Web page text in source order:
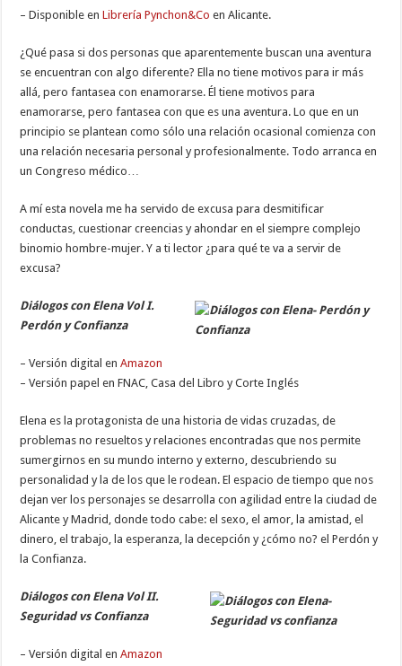
– Disponible enLibrería Pynchon&Co en Alicante.
¿Qué pasa si dos personas que aparentemente buscan una aventura
se encuentran con algo diferente? Ella no tiene motivos para ir más
allá, pero fantasea con enamorarse. Él tiene motivos para
enamorarse, pero fantasea con que es una aventura. Lo que en un
principio se plantean como sólo una relación ocasional comienza con
una relación necesaria personal y profesionalmente. Todo arranca en
un Congreso médico…
A mí esta novela me ha servido de excusa para desmitificar
conductas, cuestionar creencias y ahondar en el siempre complejo
binomio hombre-mujer. Y a ti lector ¿para qué te va a servir de
excusa?
Diálogos con Elena Vol I.
Perdón y Confianza
– Versión digital enAmazon
– Versión papel en FNAC, Casa del Libro y Corte Inglés
Elena es la protagonista de una historia de vidas cruzadas, de
problemas no resueltos y relaciones encontradas que nos permite
sumergirnos en su mundo interno y externo, descubriendo su
personalidad y la de los que le rodean. El espacio de tiempo que nos
dejan ver los personajes se desarrolla con agilidad entre la ciudad de
Alicante y Madrid, donde todo cabe: el sexo, el amor, la amistad, el
dinero, el trabajo, la esperanza, la decepción y ¿cómo no? el Perdón y
la Confianza.
Diálogos con Elena Vol II.
Seguridad vs Confianza
– Versión digital enAmazon